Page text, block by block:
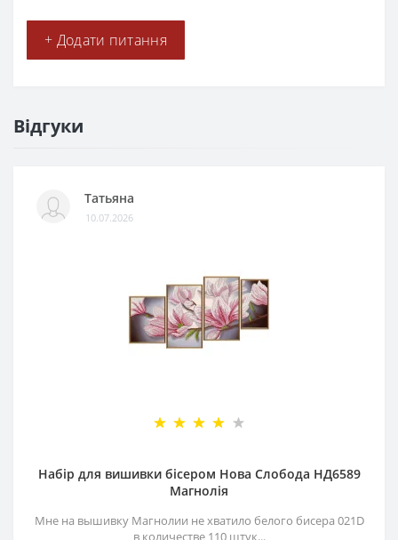
+ Додати питання
Відгуки
Татьяна
10.07.2026
Набір для вишивки бісером Нова Слобода НД6589
Магнолія
Мне на вышивку Магнолии не хватило белого бисера 021D
в количестве 110 штук...